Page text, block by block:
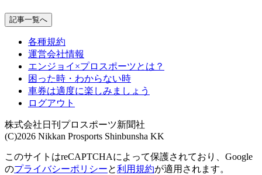
記事一覧へ
各種規約
運営会社情報
エンジョイ×プロスポーツとは？
困った時・わからない時
車券は適度に楽しみましょう
ログアウト
株式会社日刊プロスポーツ新聞社
(C)2026 Nikkan Prosports Shinbunsha KK
このサイトはreCAPTCHAによって保護されており、Google
のプライバシーポリシーと利用規約が適用されます。